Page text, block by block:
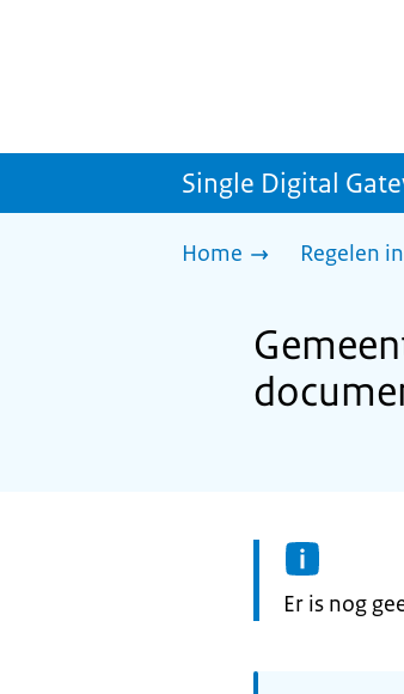
Single Digital
Home Regelen
Informatie:
Er is nog